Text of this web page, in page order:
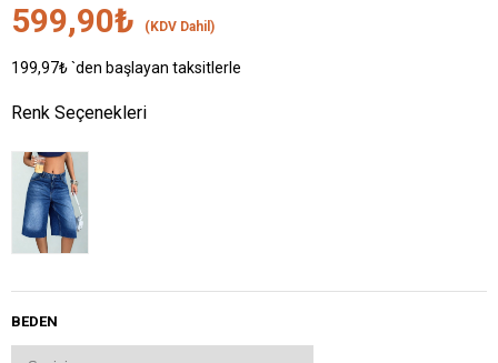
599,90₺ (KDV Dahil)
199,97₺`den başlayan taksitlerle
Renk Seçenekleri
BEDEN